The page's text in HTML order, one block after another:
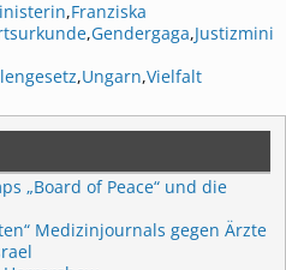
,Franziska
,Gendergaga,Justizmini
,Ungarn,Vielfalt
„Board of Peace“ und die
Medizinjournals gegen Ärzte